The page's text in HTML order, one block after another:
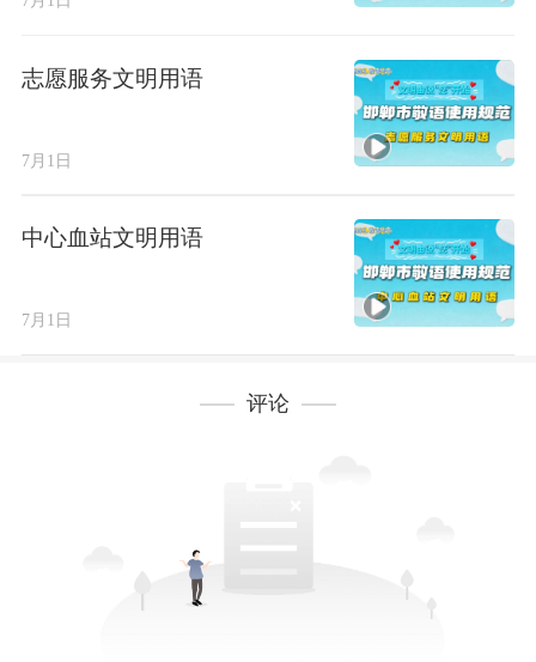
志愿服务文明用语
7月1日
中心血站文明用语
7月1日
评论